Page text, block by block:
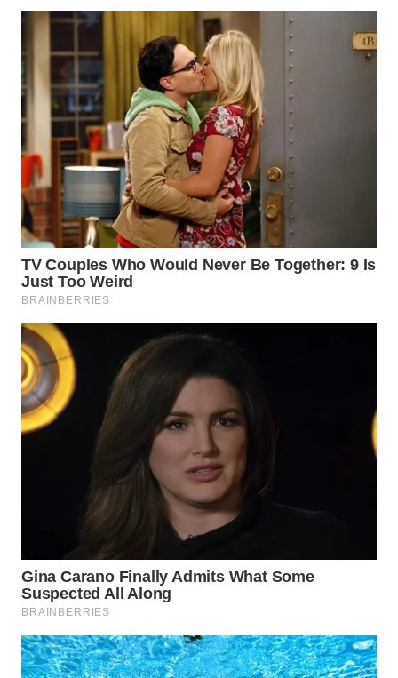
TAPANULI
TENGAH
WN DELI
SERDANG
WN
TEBING
TINGGI
WN
PAKPAK
WN
KARAWANG
WN
BEKASI
WN
TAPANULI
UTARA